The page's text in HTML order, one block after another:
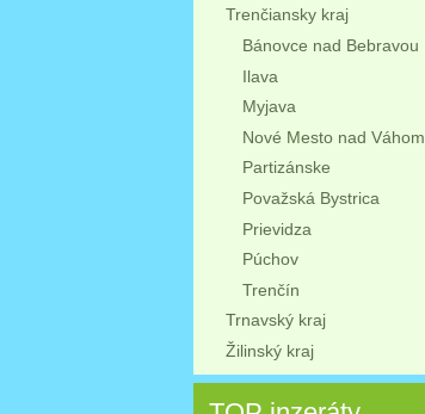
Trenčiansky kraj
Bánovce nad Bebravou
Ilava
Myjava
Nové Mesto nad Váhom
Partizánske
Považská Bystrica
Prievidza
Púchov
Trenčín
Trnavský kraj
Žilinský kraj